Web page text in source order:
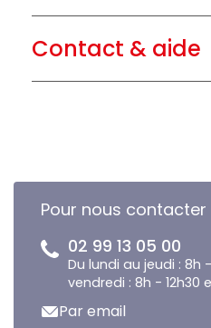
Contact & aide
Pour nous contacter
02 99 13 05 00
Du lundi au jeudi : 8h -
vendredi : 8h - 12h30
Par email